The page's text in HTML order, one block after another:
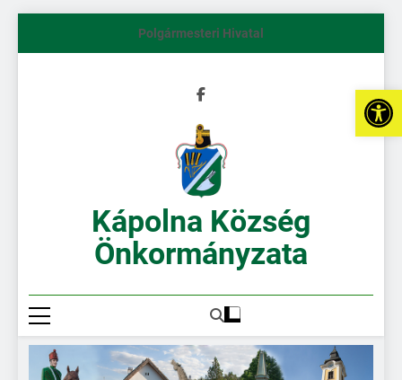
Polgármesteri Hivatal
Kápolna Község
Önkormányzata